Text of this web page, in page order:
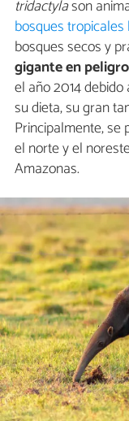
tridactylason
bosques
bosques secos y
gigante en
el año 2014
su dieta, su gran
Principalmente,
el norte y el
Amazonas.